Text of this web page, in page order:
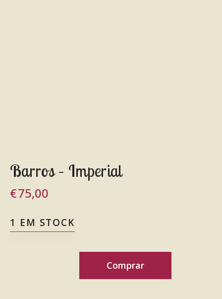
Barros – Imperial
€75,00
1 EM STOCK
Comprar